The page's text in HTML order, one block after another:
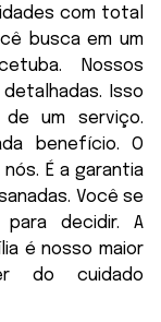
com total
busca em um
Nossos
Isso
um serviço.
benefício. O
É a garantia
Você se
decidir. A
é nosso maior
do cuidado